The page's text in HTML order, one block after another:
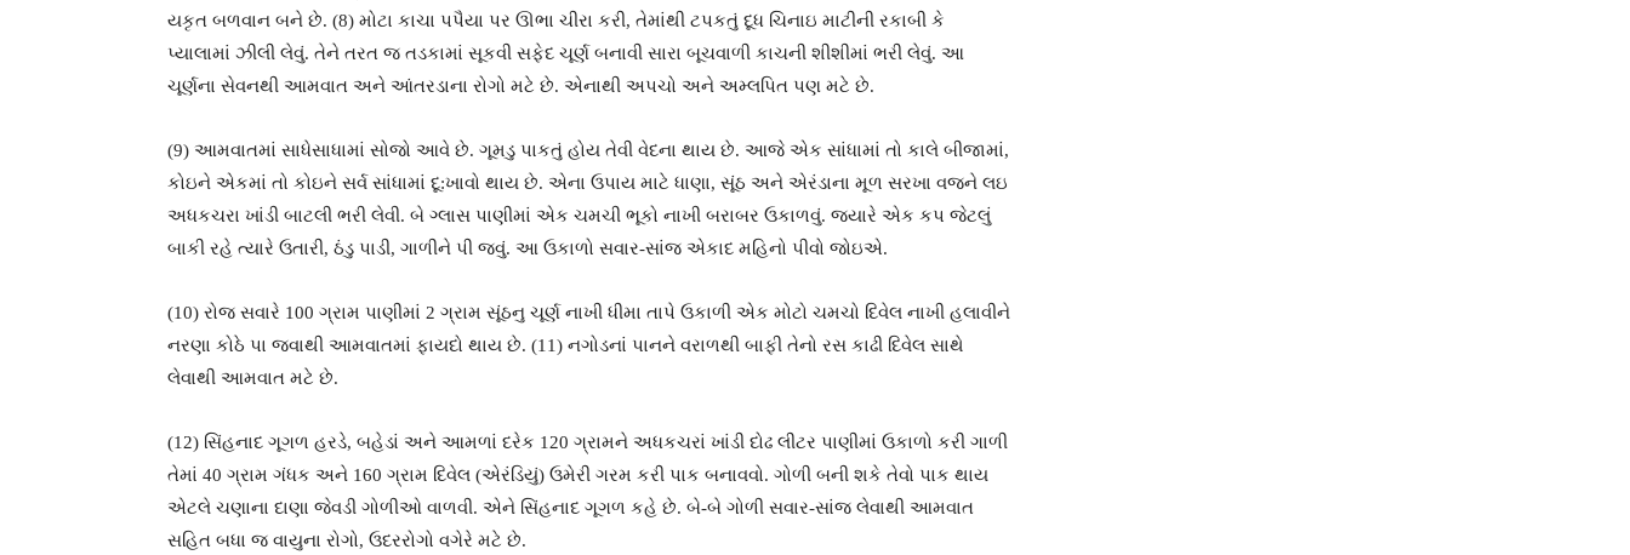
યકૃત બળવાન બને છે. (8) મોટા કાચા પપૈયા પર ઊભા ચીરા કરી, તેમાંથી ટપકતું દૂધ ચિનાઇ માટીની રકાબી કે
પ્યાલામાં ઝીલી લેવું. તેને તરત જ તડકામાં સૂકવી સફેદ ચૂર્ણ બનાવી સારા બૂચવાળી કાચની શીશીમાં ભરી લેવું. આ
ચૂર્ણના સેવનથી આમવાત અને આંતરડાના રોગો મટે છે. એનાથી અપચો અને અમ્લપિત પણ મટે છે.
(9) આમવાતમાં સાધેસાધામાં સોજો આવે છે. ગૂમડુ પાકતું હોય તેવી વેદના થાય છે. આજે એક સાંધામાં તો કાલે બીજામાં,
કોઇને એકમાં તો કોઇને સર્વ સાંધામાં દૂ:ખાવો થાય છે. એના ઉપાય માટે ધાણા, સૂંઠ અને એરંડાના મૂળ સરખા વજને લઇ
અધકચરા ખાંડી બાટલી ભરી લેવી. બે ગ્લાસ પાણીમાં એક ચમચી ભૂકો નાખી બરાબર ઉકાળવું. જ્યારે એક કપ જેટલું
બાકી રહે ત્યારે ઉતારી, ઠંડુ પાડી, ગાળીને પી જવું. આ ઉકાળો સવાર-સાંજ એકાદ મહિનો પીવો જોઇએ.
(10) રોજ સવારે 100 ગ્રામ પાણીમાં 2 ગ્રામ સૂંઠનુ ચૂર્ણ નાખી ધીમા તાપે ઉકાળી એક મોટો ચમચો દિવેલ નાખી હલાવીને
નરણા કોઠે પા જવાથી આમવાતમાં ફાયદો થાય છે. (11) નગોડનાં પાનને વરાળથી બાફી તેનો રસ કાઢી દિવેલ સાથે
લેવાથી આમવાત મટે છે.
(12) સિંહનાદ ગૂગળ હરડે, બહેડાં અને આમળાં દરેક 120 ગ્રામને અધકચરાં ખાંડી દોઢ લીટર પાણીમાં ઉકાળો કરી ગાળી
તેમાં 40 ગ્રામ ગંધક અને 160 ગ્રામ દિવેલ (એરંડિયું) ઉમેરી ગરમ કરી પાક બનાવવો. ગોળી બની શકે તેવો પાક થાય
એટલે ચણાના દાણા જેવડી ગોળીઓ વાળવી. એને સિંહનાદ ગૂગળ કહે છે. બે-બે ગોળી સવાર-સાંજ લેવાથી આમવાત
સહિત બધા જ વાયુના રોગો, ઉદરરોગો વગેરે મટે છે.